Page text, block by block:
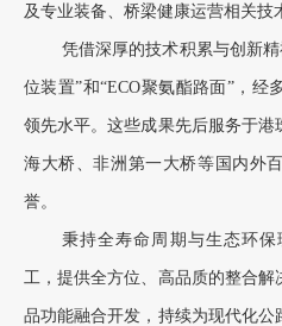
及专业装备、桥梁健康运营相关技
凭借深厚的技术积累与创新
位装置”和“ECO聚氨酯路面”，经
领先水平。这些成果先后服务于
海大桥、非洲第一大桥等国内外
誉。
秉持全寿命周期与生态环
工，提供全方位、高品质的整合
品功能融合开发，持续为现代化